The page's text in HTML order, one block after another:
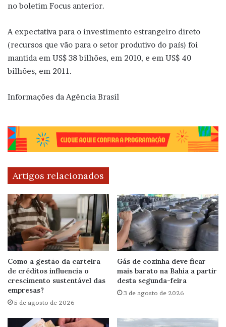
no boletim Focus anterior.
A expectativa para o investimento estrangeiro direto
(recursos que vão para o setor produtivo do país) foi
mantida em US$ 38 bilhões, em 2010, e em US$ 40
bilhões, em 2011.
Informações da Agência Brasil
Artigos relacionados
Como a gestão da carteira
de créditos influencia o
crescimento sustentável das
empresas?
5 de agosto de 2026
Gás de cozinha deve ficar
mais barato na Bahia a partir
desta segunda-feira
3 de agosto de 2026